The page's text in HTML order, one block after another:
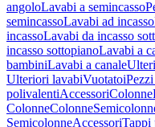
angoloLavabi a semincasso
semincassoLavabi ad incasso
incassoLavabi da incasso
incasso sottopianoLavabi a
bambiniLavabi a canale
Ulteriori lavabiVuotatoi
polivalentiAccessoriColonne
ColonneColonne
SemicolonneAccessoriTappi